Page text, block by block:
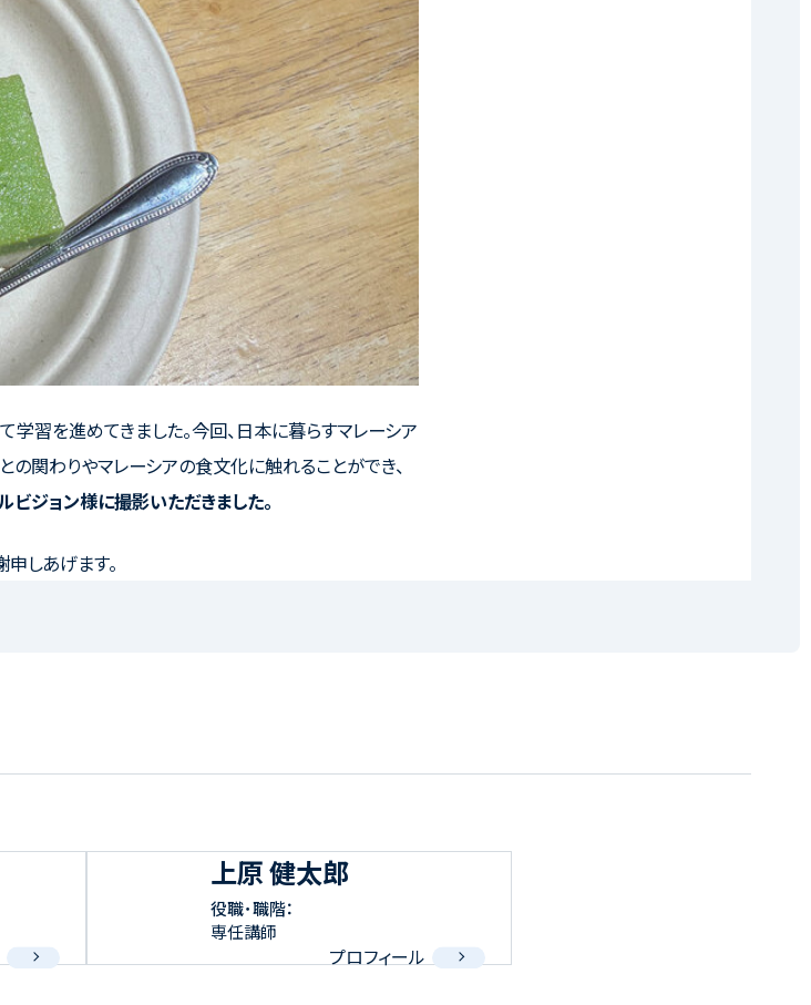
習を進めてきました。今回、日本に暮らすマレーシア
関わりやマレーシアの食文化に触れることができ、
ビジョン様に撮影いただきました。
しあげます。
上原 健太郎
役職･職階：
専任講師
プロフィール